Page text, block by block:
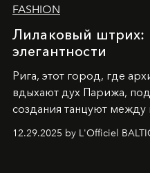
FASHION
Лилаковый штрих:
элегантности
Рига, этот город, где
вдыхают дух Парижа,
создания танцуют между
современностью.
12.29.2025 by L'Officiel